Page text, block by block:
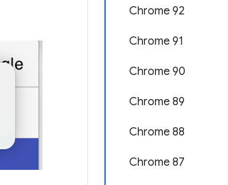
Chrome 92
Chrome 91
Chrome 90
Chrome 89
Chrome 88
Chrome 87